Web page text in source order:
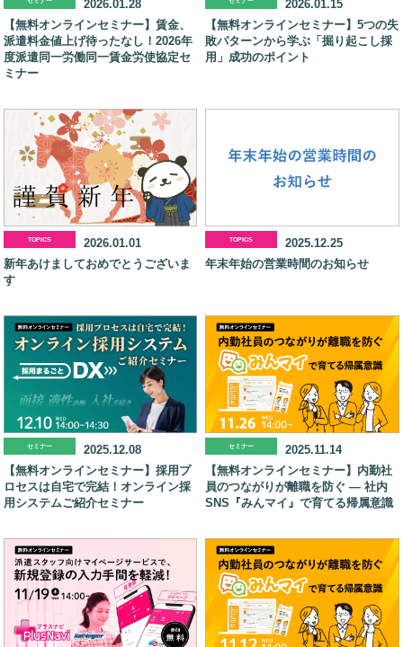
2026.01.28
【無料オンラインセミナー】賃金、
派遣料金値上げ待ったなし！2026年
度派遣同一労働同一賃金労使協定セ
ミナー
2026.01.15
【無料オンラインセミナー】5つの失
敗パターンから学ぶ「掘り起こし採
用」成功のポイント
TOPICS
2026.01.01
新年あけましておめでとうございま
す
TOPICS
2025.12.25
年末年始の営業時間のお知らせ
セミナー
2025.12.08
【無料オンラインセミナー】採用プ
ロセスは自宅で完結！オンライン採
用システムご紹介セミナー
セミナー
2025.11.14
【無料オンラインセミナー】内勤社
員のつながりが離職を防ぐ ― 社内
SNS『みんマイ』で育てる帰属意識